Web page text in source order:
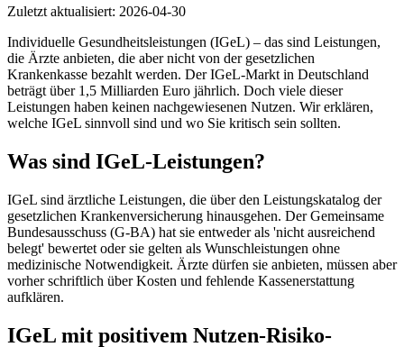
Zuletzt aktualisiert: 2026-04-30
Individuelle Gesundheitsleistungen (IGeL) – das sind Leistungen,
die Ärzte anbieten, die aber nicht von der gesetzlichen
Krankenkasse bezahlt werden. Der IGeL-Markt in Deutschland
beträgt über 1,5 Milliarden Euro jährlich. Doch viele dieser
Leistungen haben keinen nachgewiesenen Nutzen. Wir erklären,
welche IGeL sinnvoll sind und wo Sie kritisch sein sollten.
Was sind IGeL-Leistungen?
IGeL sind ärztliche Leistungen, die über den Leistungskatalog der
gesetzlichen Krankenversicherung hinausgehen. Der Gemeinsame
Bundesausschuss (G-BA) hat sie entweder als 'nicht ausreichend
belegt' bewertet oder sie gelten als Wunschleistungen ohne
medizinische Notwendigkeit. Ärzte dürfen sie anbieten, müssen aber
vorher schriftlich über Kosten und fehlende Kassenerstattung
aufklären.
IGeL mit positivem Nutzen-Risiko-